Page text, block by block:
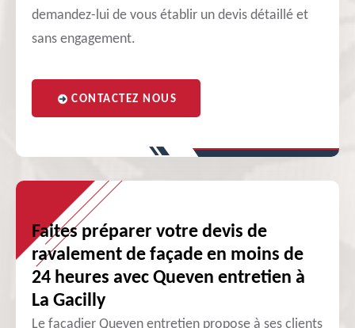
demandez-lui de vous établir un devis détaillé et
sans engagement.
CONTACTEZ NOUS
Faites préparer votre devis de
ravalement de façade en moins de
24 heures avec Queven entretien à
La Gacilly
Le façadier Queven entretien propose à ses clients